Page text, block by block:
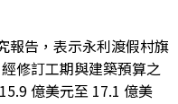
報告，表示永利渡假村旗
修訂工期與建築預算之
億美元至 17.1 億美